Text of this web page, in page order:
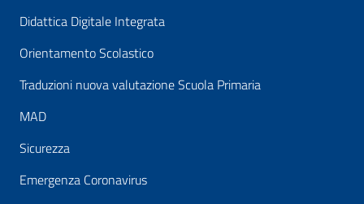
Didattica Digitale Integrata
Orientamento Scolastico
Traduzioni nuova valutazione Scuola Primaria
MAD
Sicurezza
Emergenza Coronavirus